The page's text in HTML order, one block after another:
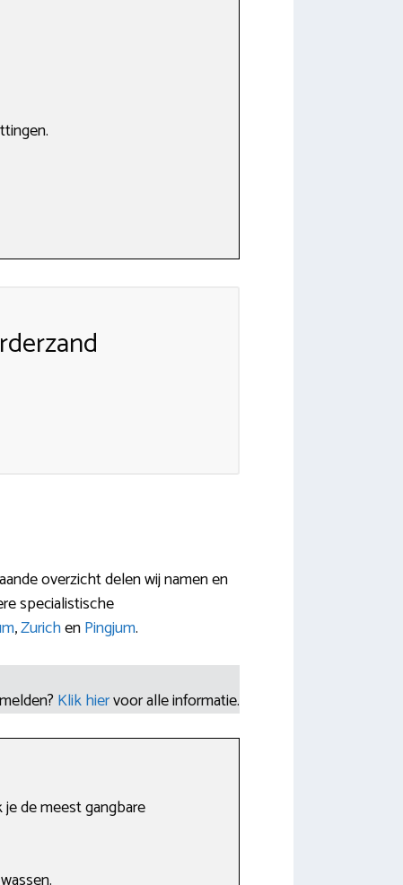
overzicht delen wij namen en
specialistische
,ZurichenPingjum.
Klik hiervoor alle informatie.
de meest gangbare